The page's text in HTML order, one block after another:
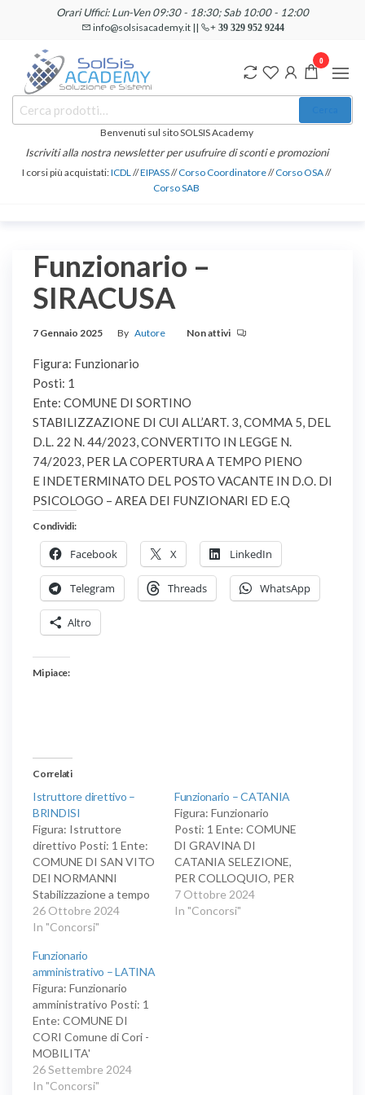
contenuto
Orari Uffici: Lun-Ven 09:30 - 18:30; Sab 10:00 - 12:00
info@solsisacademy.it || + 39 329 952 9244
SOLSIS
Academy
Corsi e
Certificazioni
Linguistiche
Benvenuti sul sito SOLSIS Academy
Iscriviti alla nostra newsletter per usufruire di sconti e promozioni
I corsi più acquistati:ICDL//EIPASS//Corso Coordinatore//Corso OSA//
Corso SAB
0
Funzionario –
SIRACUSA
7 Gennaio 2025 By Autore Non attivi
Figura: Funzionario
Posti: 1
Ente: COMUNE DI SORTINO
STABILIZZAZIONE DI CUI ALL’ART. 3, COMMA 5, DEL
D.L. 22 N. 44/2023, CONVERTITO IN LEGGE N.
74/2023, PER LA COPERTURA A TEMPO PIENO
E INDETERMINATO DEL POSTO VACANTE IN D.O. DI
PSICOLOGO – AREA DEI FUNZIONARI ED E.Q
Condividi:
Facebook X LinkedIn
Telegram Threads WhatsApp
Altro
Mi piace:
Correlati
Istruttore direttivo –
BRINDISI
Figura: Istruttore
direttivo Posti: 1 Ente:
COMUNE DI SAN VITO
DEI NORMANNI
Stabilizzazione a tempo
indeterminato ed a
tempo pieno presso il di
nell’Area dei Funzionari
ed EQ - profilo di
Funzionario
Amministrativo-
Contabile, riservato al
personale in possesso
dei requisiti previsti
dall’art. 50, comma 17-
bis del…
26 Ottobre 2024
In "Concorsi"
Funzionario – CATANIA
Figura: Funzionario
Posti: 1 Ente: COMUNE
DI GRAVINA DI
CATANIA SELEZIONE,
PER COLLOQUIO, PER
LA STABILIZZAZIONE,
AI SENSI DELL’ART. 50,
7 Ottobre 2024
In "Concorsi"
Funzionario
amministrativo – LATINA
Figura: Funzionario
amministrativo Posti: 1
Ente: COMUNE DI
CORI Comune di Cori -
MOBILITA'
VOLONTARIA ai sensi
dell'art.30 comma 1 del
26 Settembre 2024
In "Concorsi"